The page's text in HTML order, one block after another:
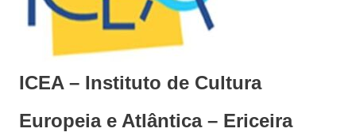
ICEA – Instituto de Cultura
Europeia e Atlântica – Ericeira